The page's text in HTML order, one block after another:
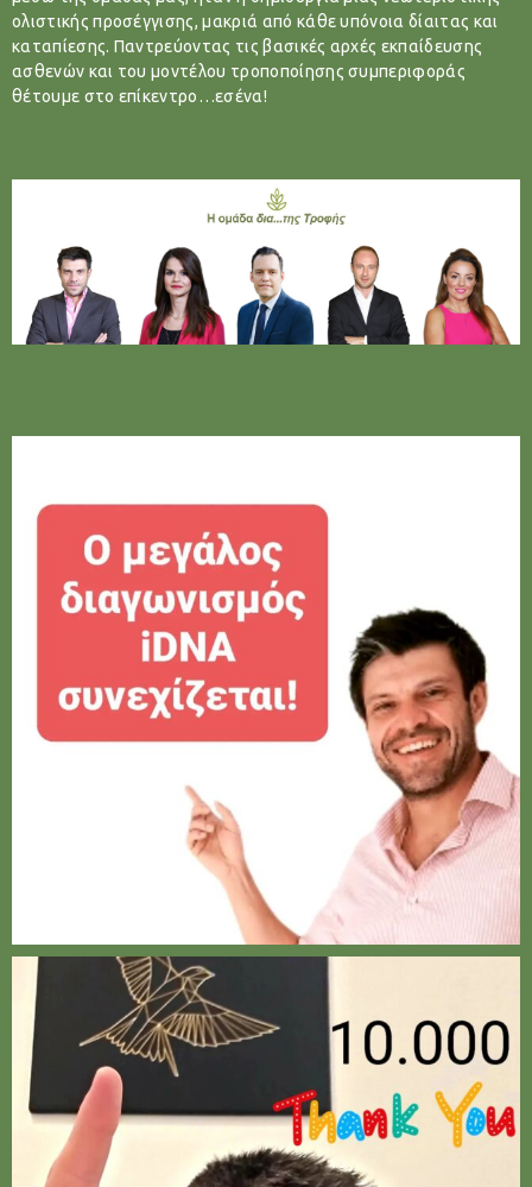
ολιστικής προσέγγισης, μακριά από κάθε υπόνοια δίαιτας και
καταπίεσης. Παντρεύοντας τις βασικές αρχές εκπαίδευσης
ασθενών και του μοντέλου τροποποίησης συμπεριφοράς
θέτουμε στο επίκεντρο…εσένα!